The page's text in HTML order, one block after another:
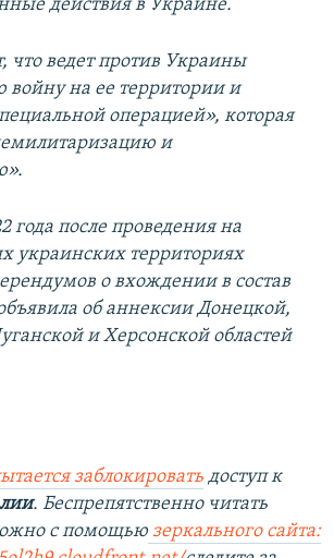
действия в Украине.
что ведет против Украины
войну на ее территории и
операцией», которая
и
года после проведения на
украинских территориях
о вхождении в состав
об аннексии Донецкой,
и Херсонской областей
заблокировать доступ к
. Беспрепятственно читать
с помощью зеркального сайта: